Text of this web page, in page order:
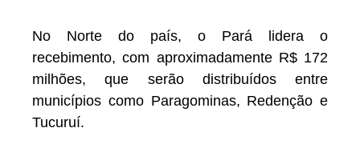
No Norte do país, o Pará lidera o
recebimento, com aproximadamente R$ 172
milhões, que serão distribuídos entre
municípios como Paragominas, Redenção e
Tucuruí.